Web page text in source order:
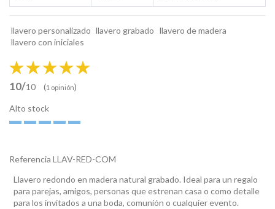
llavero personalizado llavero grabado llavero de madera
llavero con iniciales
10/10 (1 opinión)
Alto stock
Referencia LLAV-RED-COM
Llavero redondo en madera natural grabado. Ideal para un regalo
para parejas, amigos, personas que estrenan casa o como detalle
para los invitados a una boda, comunión o cualquier evento.